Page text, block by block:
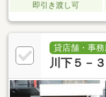
即引き渡し可
貸店舗・事
川下５－